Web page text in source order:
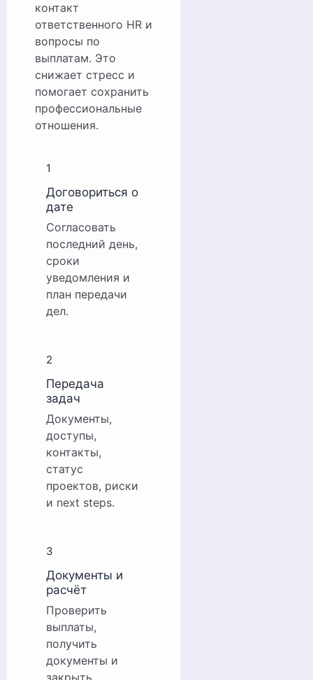
контакт
ответственного HR и
вопросы по
выплатам. Это
снижает стресс и
помогает сохранить
профессиональные
отношения.
1
Договориться о
дате
Согласовать
последний день,
сроки
уведомления и
план передачи
дел.
2
Передача
задач
Документы,
доступы,
контакты,
статус
проектов, риски
и next steps.
3
Документы и
расчёт
Проверить
выплаты,
получить
документы и
закрыть